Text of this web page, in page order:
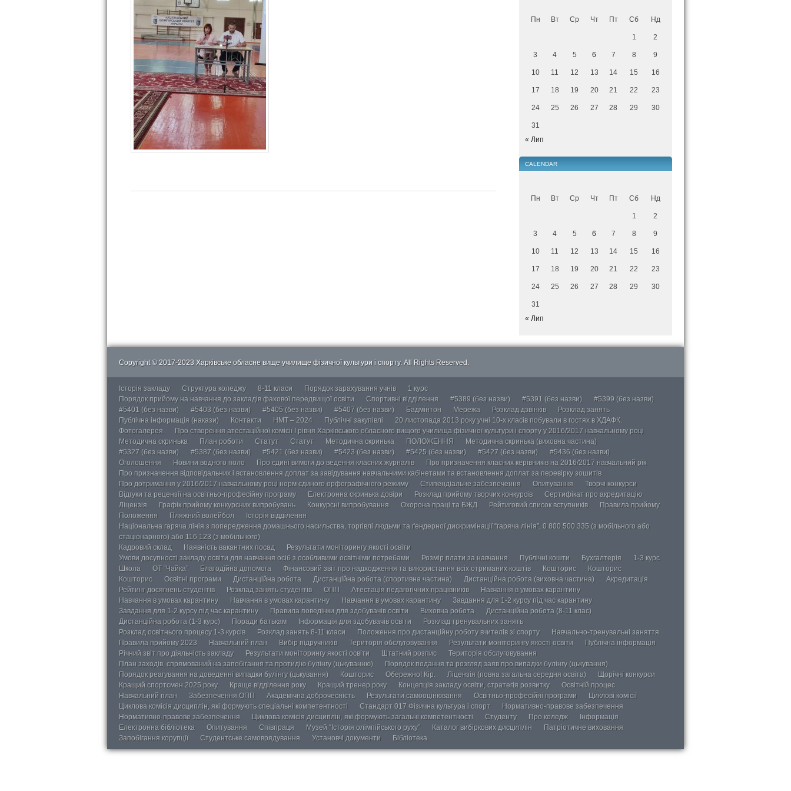
Пн Вт Ср Чт Пт Сб Нд
1 2
3 4 5 6 7 8 9
10 11 12 13 14 15 16
17 18 19 20 21 22 23
24 25 26 27 28 29 30
31
« Лип
CALENDAR
Пн Вт Ср Чт Пт Сб Нд
1 2
3 4 5 6 7 8 9
10 11 12 13 14 15 16
17 18 19 20 21 22 23
24 25 26 27 28 29 30
31
« Лип
Copyright © 2017-2023 Харківське обласне вище училище фізичної культури і спорту. All Rights Reserved.
Історія закладу Структура коледжу 8-11 класи Порядок зарахування учнів
1 курс
Порядок прийому на навчання до закладів фахової передвищої освіти
Спортивні відділення #5389 (без назви) #5391 (без назви)
#5399 (без назви)
#5401 (без назви)
#5403 (без назви) #5405 (без назви) #5407 (без назви) Бадмінтон Мережа Розклад дзвінків
Розклад занять
Публічна інформація (накази)
Контакти НМТ – 2024 Публічні закупівлі
20 листопада 2013 року учні 10-х класів побували в гостях в ХДАФК.
Фотогалерея
Про створення атестаційної комісії І рівня Харківського обласного вищого училища фізичної культури і спорту у 2016/2017 навчальному році
Методична скринька
План роботи Статут Статут Методична скринька ПОЛОЖЕННЯ
Методична скринька (виховна частина)
#5327 (без назви)
#5387 (без назви) #5421 (без назви) #5423 (без назви) #5425 (без назви) #5427 (без назви)
#5436 (без назви)
Оголошення
Новини водного поло Про єдині вимоги до ведення класних журналів
Про призначення класних керівників на 2016/2017 навчальний рік
Про призначення відповідальних і встановлення доплат за завідування навчальними кабінетами та встановлення доплат за перевірку зошитів
Про дотримання у 2016/2017 навчальному році норм єдиного орфографічного режиму
Стипендіальне забезпечення Опитування
Творчі конкурси
Відгуки та рецензії на освітньо-професійну програму
Електронна скринька довіри Розклад прийому творчих конкурсів
Сертифікат про акредитацію
Ліцензія
Графік прийому конкурсних випробувань Конкурсні випробування Охорона праці та БЖД Рейтиговий список вступників
Правила прийому
Положення
Пляжний волейбол
Історія відділення
Національна гаряча лінія з попередження домашнього насильства, торгівлі людьми та ґендерної дискримінації “гаряча лінія”, 0 800 500 335 (з мобільного або
стаціонарного) або 116 123 (з мобільного)
Кадровий склад
Наявність вакантних посад
Результати моніторингу якості освіти
Умови досупності закладу освіти для навчання осіб з особливими освітніми потребами
Розмір плати за навчання Публічні кошти Бухгалтерія
1-3 курс
Школа
ОТ “Чайка” Благодійна допомога Фінансовий звіт про надходження та використання всіх отриманих коштів Кошторис
Кошторис
Кошторис
Освітні програми Дистанційна робота Дистанційна робота (спортивна частина) Дистанційна робота (виховна частина)
Акредитація
Рейтинг досягнень студентів
Розклад занять студентів ОПП Атестація педагогічних працівників
Навчання в умовах карантину
Навчання в умовах карантину
Навчання в умовах карантину Навчання в умовах карантину
Завдання для 1-2 курсу під час карантину
Завдання для 1-2 курсу під час карантину
Правила поведінки для здобувачів освіти Виховна робота
Дистанційна робота (8-11 клас)
Дистанційна робота (1-3 курс)
Поради батькам Інформація для здобувачів освіти
Розклад тренувальних занять
Розклад освітнього процесу 1-3 курсів
Розклад занять 8-11 класи Положення про дистанційну роботу вчителів зі спорту
Навчально-тренувальні заняття
Правила прийому 2023
Навчальний план Вибір підручників Територія обслуговування Результати моніторингу якості освіти
Публічна інформація
Річний звіт про діяльність закладу
Результати моніторингу якості освіти Штатний розпис
Територія обслуговування
План заходів, спрямований на запобігання та протидію булінгу (цькуванню)
Порядок подання та розгляд заяв про випадки булінгу (цькування)
Порядок реагування на доведенні випадки булінгу (цькування)
Кошторис Обережно! Кір. Ліцензія (повна загальна середня освіта)
Щорічні конкурси
Кращий спортсмен 2025 року
Краще відділення року Кращий тренер року Концепція закладу освіти, стратегія розвитку
Освітній процес
Навчальний план
Забезпечення ОПП Академічна доброчесність Результати самооцінювання Освітньо-професійні програми
Циклові комісії
Циклова комісія дисциплін, які формують спеціальні компетентності
Стандарт 017 Фізична культура і спорт
Нормативно-правове забезпечення
Нормативно-правове забезпечення
Циклова комісія дисциплін, які формують загальні компетентності Студенту Про коледж
Інформація
Електронна бібліотека
Опитування Співпраця Музей “Історія олімпійського руху” Каталог вибіркових дисциплін
Патріотичне виховання
Запобігання корупції
Студентське самоврядування Установчі документи Бібліотека